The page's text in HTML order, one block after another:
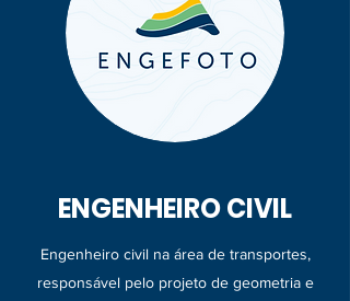
ENGENHEIRO CIVIL
Engenheiro civil na área de transportes,
responsável pelo projeto de geometria e